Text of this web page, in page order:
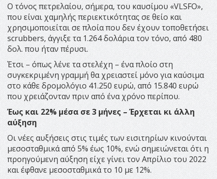
Ο τόνος πετρελαίου, σήμερα, του καυσίμου «VLSFO»,
που είναι χαμηλής περιεκτικότητας σε θείο και
χρησιμοποιείται σε πλοία που δεν έχουν τοποθετήσει
scrubbers, άγγιξε τα 1.264 δολάρια τον τόνο, από 480
δολ. που ήταν πέρυσι.
Έτσι – όπως λένε τα στελέχη – ένα πλοίο στη
συγκεκριμένη γραμμή θα χρειαστεί μόνο για καύσιμα
στο κάθε δρομολόγιο 41.250 ευρώ, από 15.840 ευρώ
που χρειάζονταν πριν από ένα χρόνο περίπου.
Έως και 22% μέσα σε 3 μήνες – Έρχεται κι άλλη
αύξηση
Οι νέες αυξήσεις στις τιμές των εισιτηρίων κινούνται
μεσοσταθμικά από 5% έως 10%, ενώ σημειώνεται ότι η
προηγούμενη αύξηση είχε γίνει τον Απρίλιο του 2022
και έφθανε μεσοσταθμικά το 10 με 12%.